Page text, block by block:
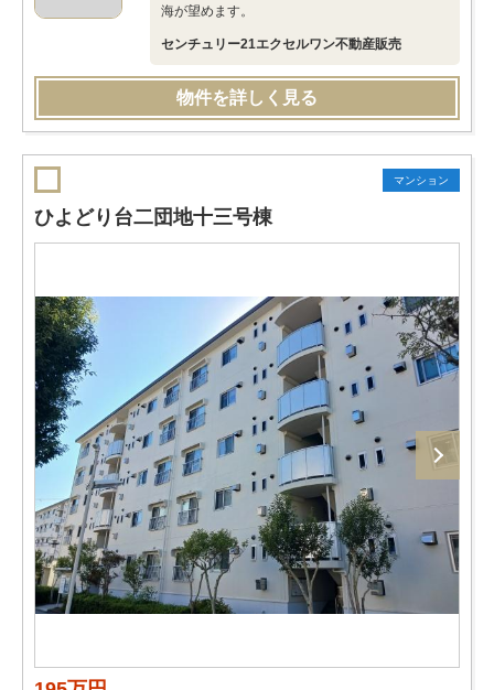
海が望めます。
センチュリー21エクセルワン不動産販売
物件を詳しく見る
マンション
ひよどり台二団地十三号棟